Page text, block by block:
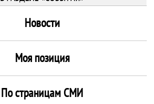
Новости
Моя позиция
По страницам СМИ